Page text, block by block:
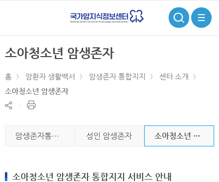
검
색
전
체
메
뉴
소아청소년 암생존자
홈 암환자 생활백서 암생존자 통합지지
센터 소개
소아청소년 암생존자
공
현
이
지
암생존자통합지지센터 성인 암생존자 소아청소년 암생존자
소아청소년 암생존자 통합지지 서비스 안내